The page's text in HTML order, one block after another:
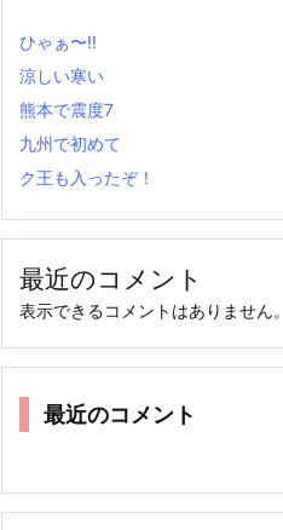
ひゃぁ〜‼
涼しい寒い
熊本で震度7
九州で初めて
ク王も入ったぞ！
最近のコメント
表示できるコメントはありません。
最近のコメント